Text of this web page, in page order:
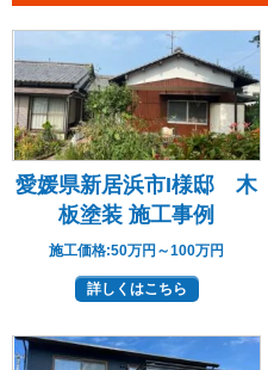
愛媛県新居浜市I様邸 木
板塗装 施工事例
施工価格:50万円～100万円
詳しくはこちら